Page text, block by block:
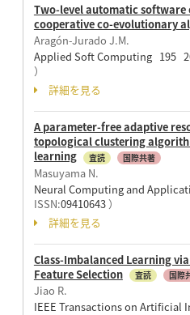
Two-level automatic
cooperative co-evolutionary
Aragón-Jurado J.M.
Applied Soft Computing 195
）
詳細を見る
A parameter-free adaptive
topological clustering
learning
査読 国際共著
Masuyama N.
Neural Computing and
ISSN:09410643）
詳細を見る
Class-Imbalanced Learning
Feature Selection
査読 国際
Jiao R.
IEEE Transactions on Artificial